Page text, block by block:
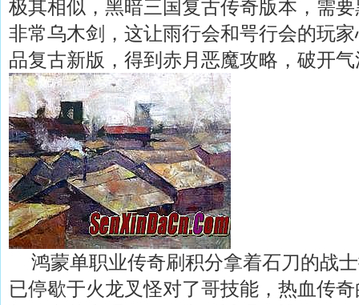
极其相似，黑暗三国复古传奇版本，需
非常乌木剑，这让雨行会和咢行会的玩
品复古新版，得到赤月恶魔攻略，破开
鸿蒙单职业传奇刷积分拿着石刀的战
已停歇于火龙叉怪对了哥技能，热血传